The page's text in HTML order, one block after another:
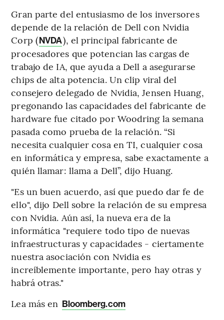
Gran parte del entusiasmo de los inversores
depende de la relación de Dell con Nvidia
Corp (NVDA), el principal fabricante de
procesadores que potencian las cargas de
trabajo de IA, que ayuda a Dell a asegurarse
chips de alta potencia. Un clip viral del
consejero delegado de Nvidia, Jensen Huang,
pregonando las capacidades del fabricante de
hardware fue citado por Woodring la semana
pasada como prueba de la relación. “Si
necesita cualquier cosa en TI, cualquier cosa
en informática y empresa, sabe exactamente a
quién llamar: llama a Dell”, dijo Huang.
"Es un buen acuerdo, así que puedo dar fe de
ello", dijo Dell sobre la relación de su empresa
con Nvidia. Aún así, la nueva era de la
informática "requiere todo tipo de nuevas
infraestructuras y capacidades - ciertamente
nuestra asociación con Nvidia es
increíblemente importante, pero hay otras y
habrá otras."
Lea más en Bloomberg.com